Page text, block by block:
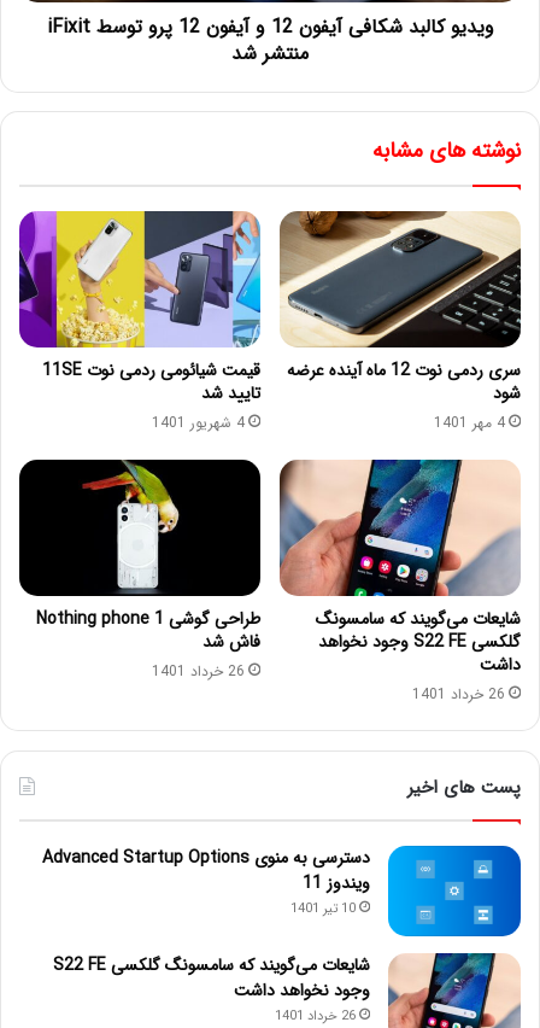
ویدیو کالبد شکافی آیفون 12 و آیفون 12 پرو توسط iFixit
منتشر شد
نوشته های مشابه
سری ردمی نوت 12 ماه آینده عرضه
شود
4 مهر 1401
قیمت شیائومی ردمی نوت 11SE
تایید شد
4 شهریور 1401
شایعات می‌گویند که سامسونگ
گلکسی S22 FE وجود نخواهد
داشت
26 خرداد 1401
طراحی گوشی Nothing phone 1
فاش شد
26 خرداد 1401
پست های اخیر
دسترسی به منوی Advanced Startup Options
ویندوز 11
10 تیر 1401
شایعات می‌گویند که سامسونگ گلکسی S22 FE
وجود نخواهد داشت
26 خرداد 1401